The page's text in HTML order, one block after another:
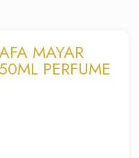
MAYAR
PERFUME